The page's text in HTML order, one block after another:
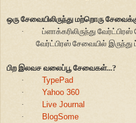
ஒரு சேவையிலிருந்து மற்றொரு
·
ப்ளாக்கரிலிருந்து
வேர்ட்பிரஸ் சேவையில் இருந்து
பிற இலவச வலைப்பூ சேவைகள்...?
·
TypePad
·
Yahoo 360
·
Live Journal
·
BlogSome